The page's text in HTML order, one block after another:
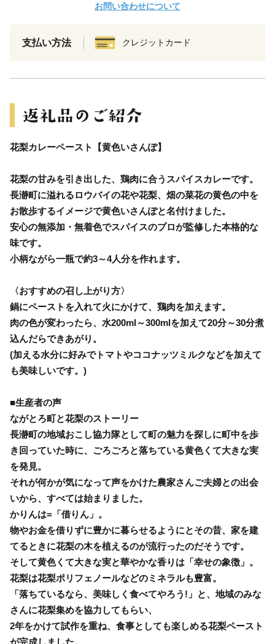
お問い合わせについて
支払い方法 クレジットカード
花梨カレーペースト【黄色いさんぽ】
花梨の甘みを引き出した、鶏肉に合うスパイスカレーです。
長瀞町に溢れるロウバイの花や花梨、畑の菜花の黄色の中を
お散歩するイメージで黄色いさんぽと名付けました。
安心の無添加・無着色でスパイスのプロが監修した本格的な
味です。
小柄ながら一瓶で約3～4人分を作れます。
〈おすすめの召し上がり方〉
鍋にペーストを入れて火にかけて、鶏肉を加えます。
肉の色が変わったら、水200ml～300mlを加えて20分～30分煮
込んだらできあがり。
(加える水分に好みでトマトやココナッツミルクなどを加えて
も美味しいです。)
■生産者の声
ながとろ町と花梨のストーリー
長瀞町の地域おこし協力隊として町の魅力を探しに町中を歩
き回っていた時に、ごろごろと落ちている黄色くて大きな実
を発見。
それが何かが気になって声をかけた農家さんご夫婦との出会
いから、すべては始まりました。
かりんは=「借りん」。
物やお金を借りずに豊かに暮らせるようにとその昔、家を建
てるときに花梨の木を植えるのが流行ったのだそうです。
そして黄色くて大きな実と華やかな香りは「幸せの象徴」。
花梨は花梨ポリフェノールなどのミネラルも豊富。
「落ちているなら、美味しく食べてやろう!」と、地域のみな
さんに花梨集めを協力してもらい、
2年をかけて試作を重ね、食事としても楽しめる花梨ペースト
が完成しました。